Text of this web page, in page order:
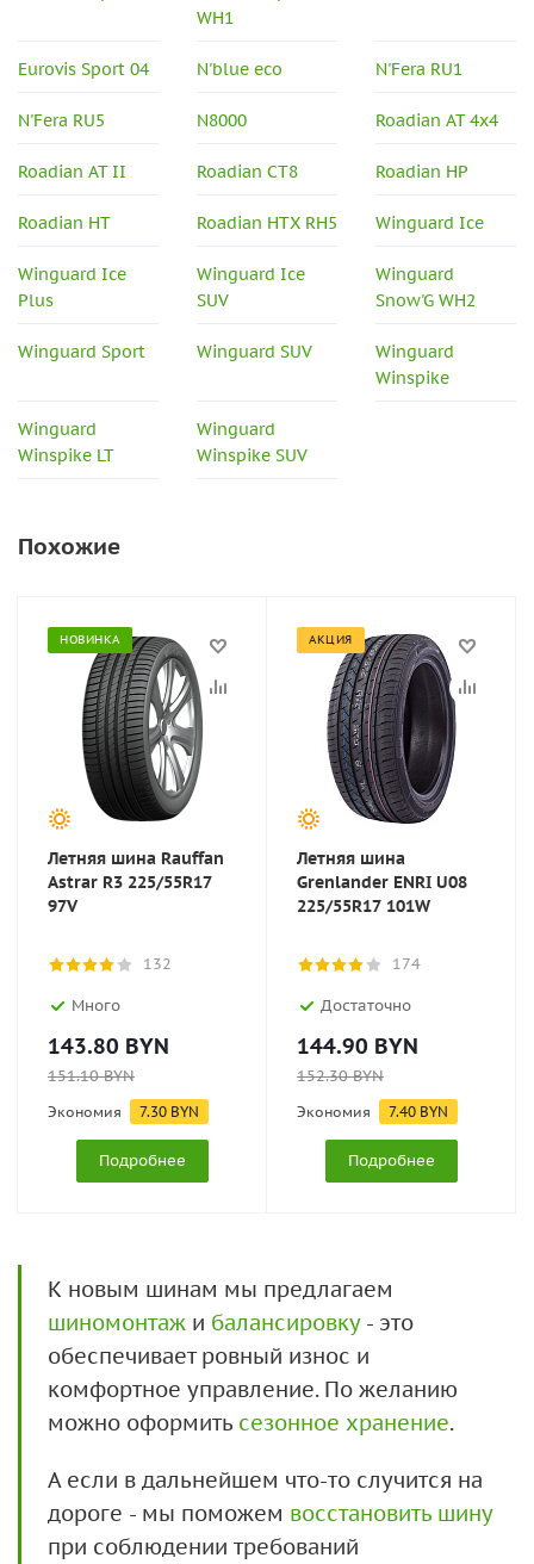
WH1
Eurovis Sport 04 N'blue eco N'Fera RU1
N'Fera RU5 N8000 Roadian AT 4x4
Roadian AT II Roadian CT8 Roadian HP
Roadian HT Roadian HTX RH5 Winguard Ice
Winguard Ice
Plus
Winguard Ice
SUV
Winguard
Snow'G WH2
Winguard Sport Winguard SUV
Winguard
Winspike
Winguard
Winspike LT
Winguard
Winspike SUV
Похожие
НОВИНКА
Летняя шина Rauffan
Astrar R3 225/55R17
97V
132
Много
143.80 BYN
151.10BYN
Экономия 7.30 BYN
Подробнее
АКЦИЯ
Летняя шина
Grenlander ENRI U08
225/55R17 101W
174
Достаточно
144.90 BYN
152.30BYN
Экономия 7.40 BYN
Подробнее
К новым шинам мы предлагаем
шиномонтаж и балансировку- это
обеспечивает ровный износ и
комфортное управление. По желанию
можно оформить сезонное хранение.
А если в дальнейшем что-то случится на
дороге - мы поможем восстановить шину
при соблюдении требований